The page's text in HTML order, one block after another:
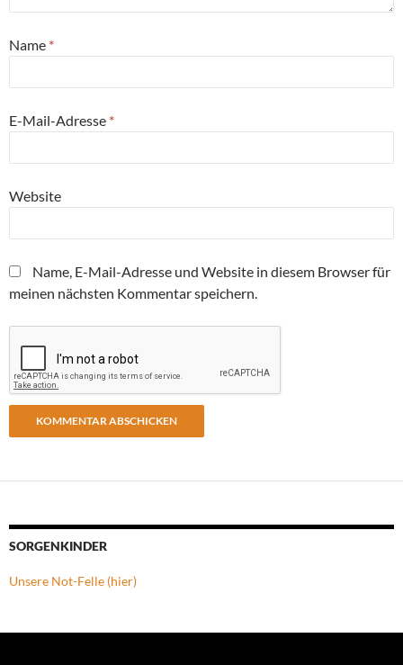
Name *
E-Mail-Adresse *
Website
Name, E-Mail-Adresse und Website in diesem Browser für
meinen nächsten Kommentar speichern.
SORGENKINDER
Unsere Not-Felle (hier)